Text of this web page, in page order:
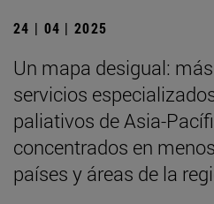
24 | 04 | 2025
Un mapa desigual:
servicios
paliativos de Asia-
concentrados en
países y áreas de la